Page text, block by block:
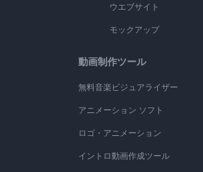
ウエブサイト
モックアップ
動画制作ツール
無料音楽ビジュアライザー
アニメーション ソフト
ロゴ・アニメーション
イントロ動画作成ツール